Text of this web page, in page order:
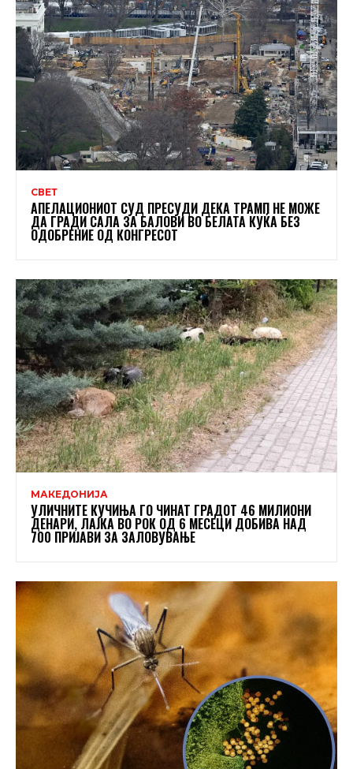
СВЕТ
АПЕЛАЦИОНИОТ СУД ПРЕСУДИ ДЕКА ТРАМП НЕ МОЖЕ
ДА ГРАДИ САЛА ЗА БАЛОВИ ВО БЕЛАТА КУЌА БЕЗ
ОДОБРЕНИЕ ОД КОНГРЕСОТ
МАКЕДОНИЈА
УЛИЧНИТЕ КУЧИЊА ГО ЧИНАТ ГРАДОТ 46 МИЛИОНИ
ДЕНАРИ, ЛАЈКА ВО РОК ОД 6 МЕСЕЦИ ДОБИВА НАД
700 ПРИЈАВИ ЗА ЗАЛОВУВАЊЕ